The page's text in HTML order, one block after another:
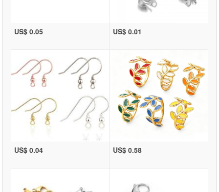
US$ 0.05 US$ 0.01
US$ 0.04 US$ 0.58